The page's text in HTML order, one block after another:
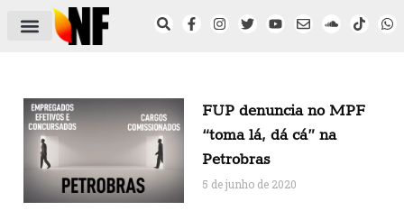
FUP denuncia no MPF
“toma lá, dá cá” na
Petrobras
5 de junho de 2020